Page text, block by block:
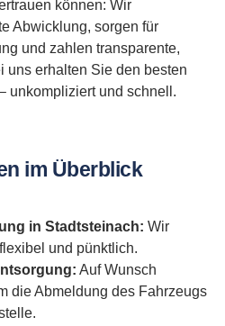
können: Wir
Abwicklung, sorgen für
und zahlen transparente,
uns erhalten Sie den besten
unkompliziert und schnell.
im Überblick
in Stadtsteinach: Wir
und pünktlich.
Auf Wunsch
die Abmeldung des Fahrzeugs